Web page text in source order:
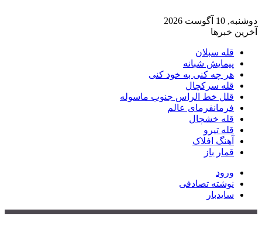
دوشنبه, 10 آگوست 2026
آخرین خبرها
قله سبلان
پیمایش شبانه
هر چه کنی به خود کنی
قله سرکچال
قلل خط الراس جنوب ماسوله
فرمانفرمای عالم
قله خشچال
قله تیرو
آهنگ افلاک
قمار باز
ورود
نوشته تصادفی
سایدبار